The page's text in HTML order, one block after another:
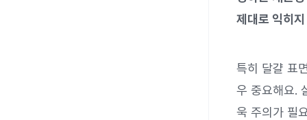
제대로 익히
특히 달걀 표
우 중요해요.
욱 주의가 필